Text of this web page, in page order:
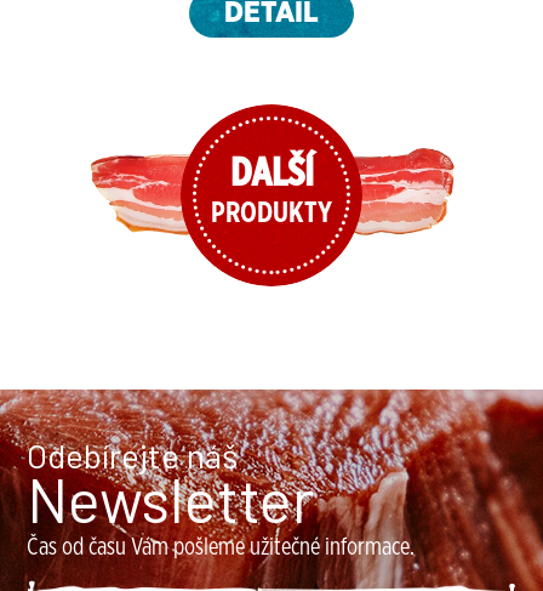
DETAIL
DALŠÍ
PRODUKTY
Odebírejte náš
Newsletter
Čas od času Vám pošleme užitečné informace.